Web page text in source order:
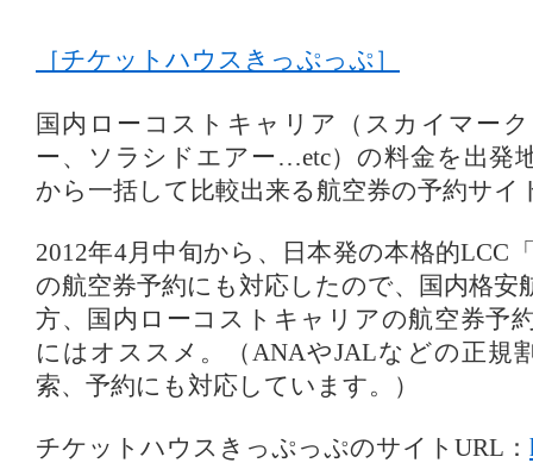
［チケットハウスきっぷっぷ］
国内ローコストキャリア（スカイマー
ー、ソラシドエアー…etc）の料金を出発
から一括して比較出来る航空券の予約サイ
2012年4月中旬から、日本発の本格的LCC
の航空券予約にも対応したので、国内格安
方、国内ローコストキャリアの航空券予
にはオススメ。（ANAやJALなどの正規
索、予約にも対応しています。）
チケットハウスきっぷっぷのサイトURL：